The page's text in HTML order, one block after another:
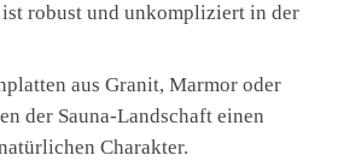
ist robust und unkompliziert in der
aus Granit, Marmor oder
der Sauna-Landschaft einen
Charakter.